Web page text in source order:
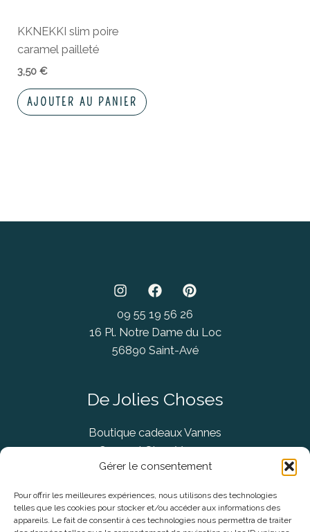
Gérer le consentement
Pour offrir les meilleures expériences, nous utilisons des technologies
telles que les cookies pour stocker et/ou accéder aux informations des
appareils. Le fait de consentir à ces technologies nous permettra de traiter
KKNEKKI slim poire
caramel pailleté
3,50€
AJOUTER AU PANIER
09 55 19 56 26
16 Pl. Notre Dame du Loc
56890 Saint-Avé
De Jolies Choses
Boutique cadeaux Vannes
Concept Store Vannes
Informations légales